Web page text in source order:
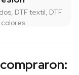
DTF textil, DTF
colores